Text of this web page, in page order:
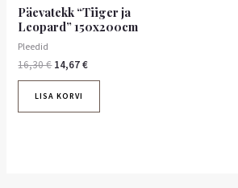
Päevatekk “Tiiger ja
Leopard” 150x200cm
Pleedid
16,30€ 14,67€
LISA KORVI